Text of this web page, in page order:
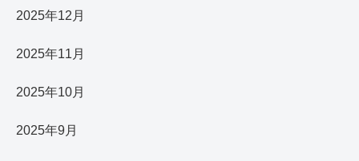
2025年12月
2025年11月
2025年10月
2025年9月